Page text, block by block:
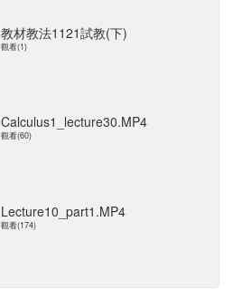
教材教法1121試教(下)
觀看(1)
Calculus1_lecture30.MP4
觀看(60)
Lecture10_part1.MP4
觀看(174)